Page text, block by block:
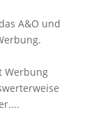
A&O und
Werbung